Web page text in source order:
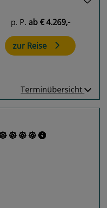
p. P. ab€ 4.269,-
zur Reise
Terminübersicht